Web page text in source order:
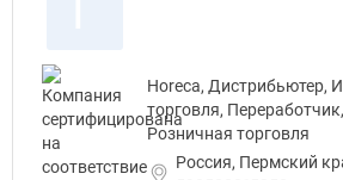
Horeca, Дистрибьютер,
торговля,
Розничная торговля
Россия, Пермский